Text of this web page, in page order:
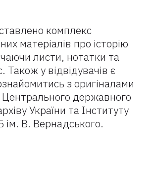
комплекс
матеріалів про історію
листи, нотатки та
Також у відвідувачів є
з оригіналами
Центрального державного
України та Інституту
ім. В. Вернадського.